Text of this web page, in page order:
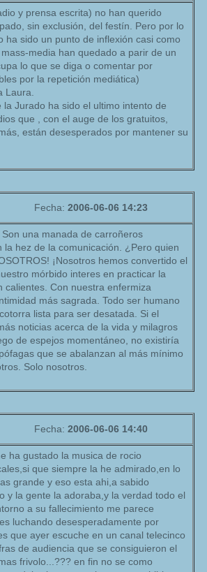
y prensa escrita) no han querido
sin exclusión, del festín. Pero por lo
ha sido un punto de inflexión casi como
media han quedado a parir de un
lo que se diga o comentar por
por la repetición mediática)
Laura.
Jurado ha sido el ultimo intento de
que , con el auge de los gratuitos,
están desesperados por mantener su
Fecha: 2006-06-06 14:23
una manada de carroñeros
la hez de la comunicación. ¿Pero quien
¡Nosotros hemos convertido el
mórbido interes en practicar la
calientes. Con nuestra enfermiza
más sagrada. Todo ser humano
lista para ser desatada. Si el
noticias acerca de la vida y milagros
de espejos momentáneo, no existiría
que se abalanzan al más mínimo
Solo nosotros.
Fecha: 2006-06-06 14:40
ha gustado la musica de rocio
que siempre la he admirado,en lo
grande y eso esta ahi,a sabido
y la gente la adoraba,y la verdad todo el
a su fallecimiento me parece
luchando desesperadamente por
que ayer escuche en un canal telecinco
de audiencia que se consiguieron el
frivolo...??? en fin no se como